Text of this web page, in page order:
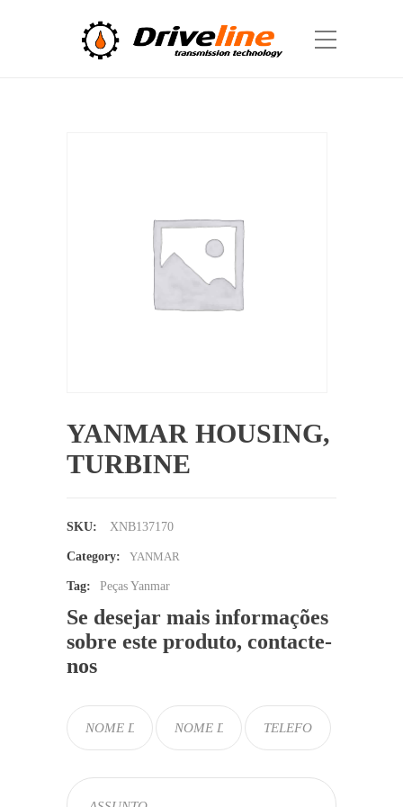
YANMAR HOUSING,
TURBINE
SKU: XNB137170
Category: YANMAR
Tag: Peças Yanmar
Se desejar mais informações
sobre este produto, contacte-
nos